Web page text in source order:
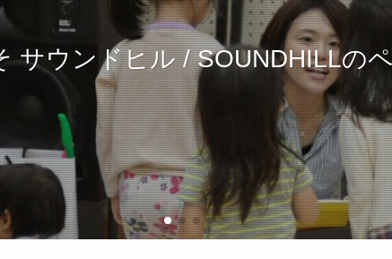
サウンドヒル / SOUNDHILLの